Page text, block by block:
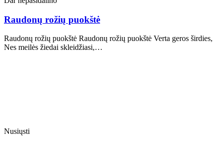
Raudonų rožių puokštė
Raudonų rožių puokštė Raudonų rožių puokštė Verta geros širdies,
Nes meilės žiedai skleidžiasi,…
Nusiųsti